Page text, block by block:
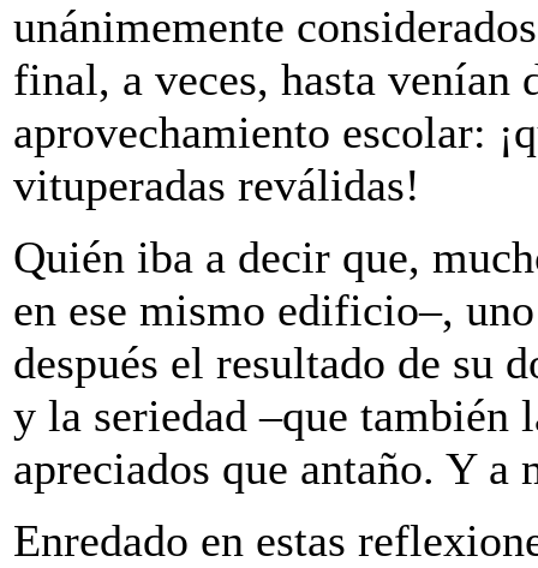
unánimemente
final, a veces, hasta venían
aprovechamiento escolar:
vituperadas reválidas!
Quién iba a decir que,
en ese mismo edificio–,
después el resultado de su
y la seriedad –que también
apreciados que antaño. Y a
Enredado en estas